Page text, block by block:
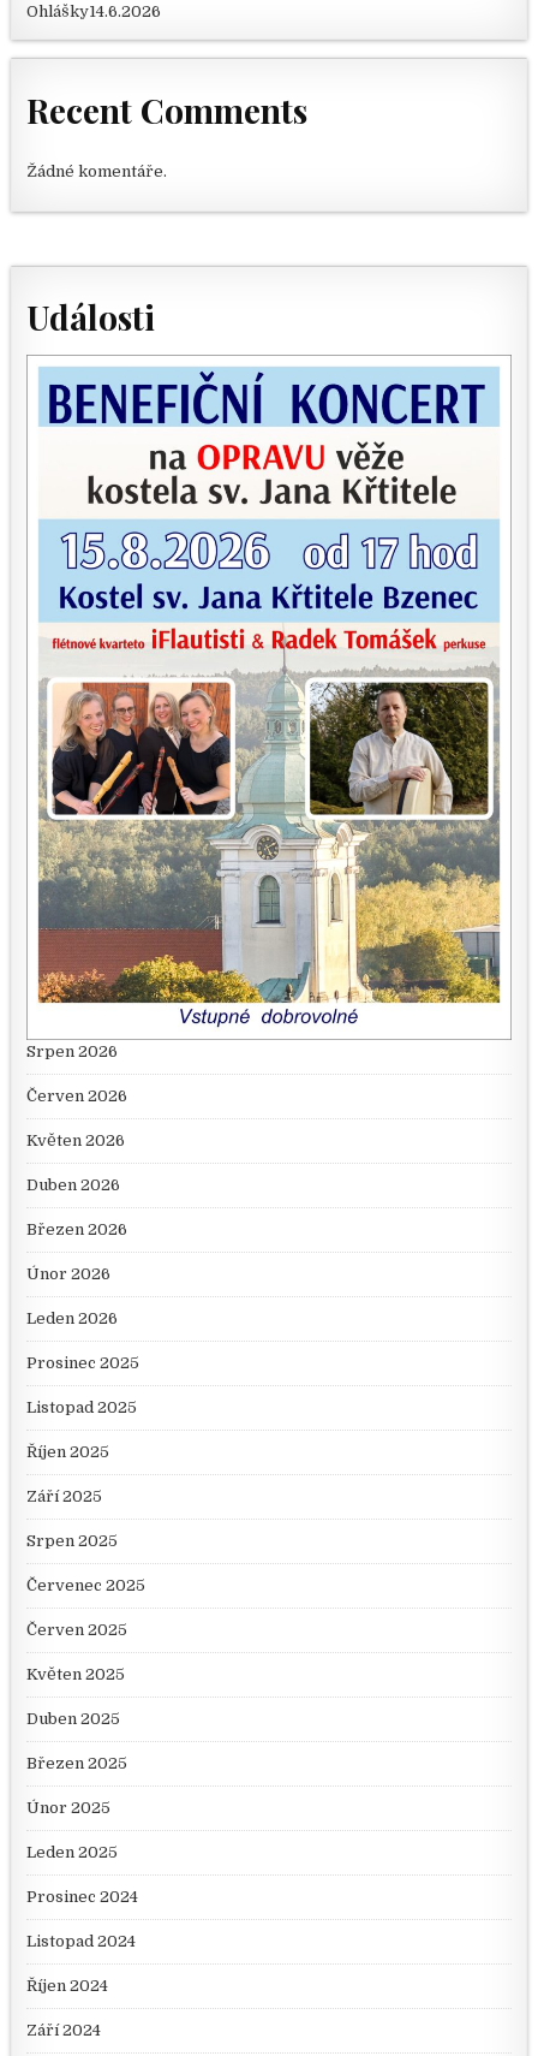
Ohlášky14.6.2026
Recent Comments
Žádné komentáře.
Události
Srpen 2026
Červen 2026
Květen 2026
Duben 2026
Březen 2026
Únor 2026
Leden 2026
Prosinec 2025
Listopad 2025
Říjen 2025
Září 2025
Srpen 2025
Červenec 2025
Červen 2025
Květen 2025
Duben 2025
Březen 2025
Únor 2025
Leden 2025
Prosinec 2024
Listopad 2024
Říjen 2024
Září 2024